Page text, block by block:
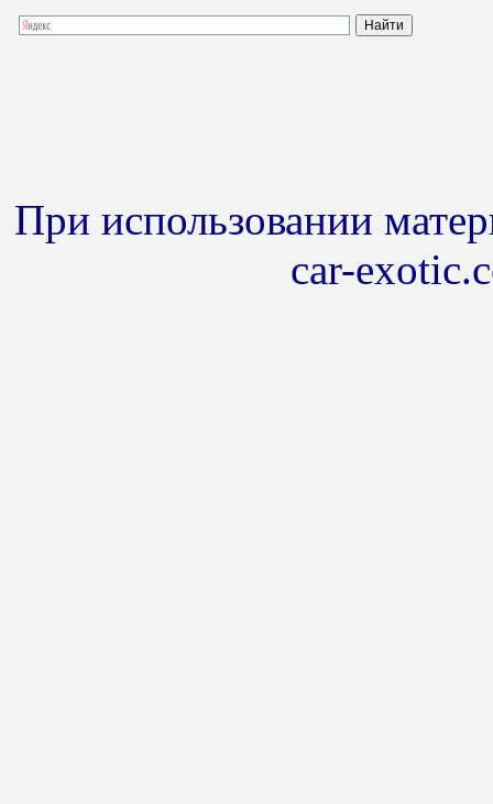
При использовании
car-